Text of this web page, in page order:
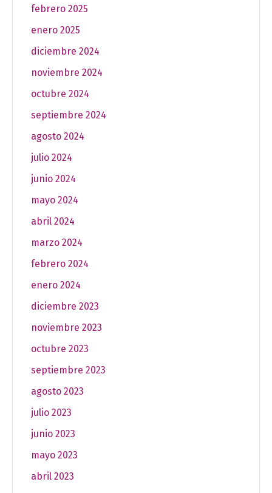
febrero 2025
enero 2025
diciembre 2024
noviembre 2024
octubre 2024
septiembre 2024
agosto 2024
julio 2024
junio 2024
mayo 2024
abril 2024
marzo 2024
febrero 2024
enero 2024
diciembre 2023
noviembre 2023
octubre 2023
septiembre 2023
agosto 2023
julio 2023
junio 2023
mayo 2023
abril 2023